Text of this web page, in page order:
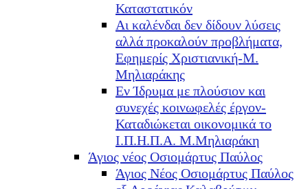
Καταστατικόν
Αι καλένδαι δεν δίδουν λύσεις
αλλά προκαλούν προβλήματα,
Εφημερίς Χριστιανική-Μ.
Μηλιαράκης
Εν Ίδρυμα με πλούσιον και
συνεχές κοινωφελές έργον-
Καταδιώκεται οικονομικά το
Ι.Π.Η.Π.Α. Μ.Μηλιαράκη
Άγιος νέος Οσιομάρτυς Παύλος
Άγιος Νέος Οσιομάρτυς Παύλος